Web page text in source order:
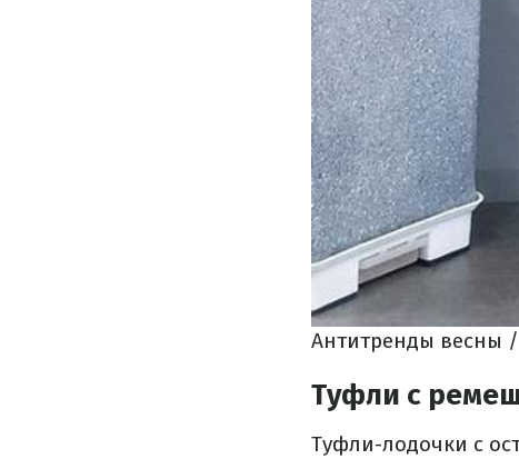
Антитренды весны
Туфли с
Туфли-лодочки с